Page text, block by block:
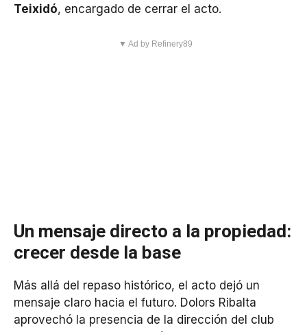
Teixidó, encargado de cerrar el acto.
▼ Ad by Refinery89
Un mensaje directo a la propiedad:
crecer desde la base
Más allá del repaso histórico, el acto dejó un
mensaje claro hacia el futuro. Dolors Ribalta
aprovechó la presencia de la dirección del club